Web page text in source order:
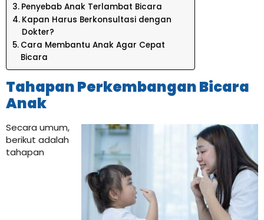
Penyebab Anak Terlambat Bicara
Kapan Harus Berkonsultasi dengan
Dokter?
Cara Membantu Anak Agar Cepat
Bicara
Tahapan Perkembangan Bicara
Anak
Secara umum,
berikut adalah
tahapan